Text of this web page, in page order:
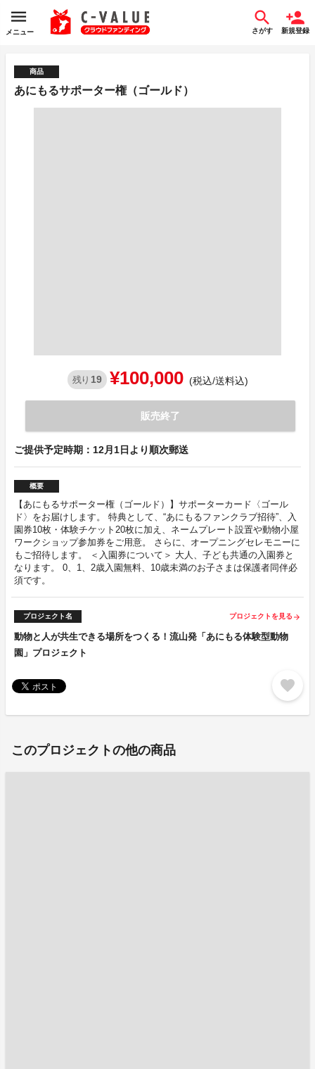
メニュー さがす 新規登録
商品
あにもるサポーター権（ゴールド）
残り 19 ¥100,000 (税込/送料込)
販売終了
ご提供予定時期：12月1日より順次郵送
概要
【あにもるサポーター権（ゴールド）】サポーターカード〈ゴール
ド〉をお届けします。 特典として、“あにもるファンクラブ招待”、入
園券10枚・体験チケット20枚に加え、ネームプレート設置や動物小屋
ワークショップ参加券をご用意。 さらに、オープニングセレモニーに
もご招待します。 ＜入園券について＞ 大人、子ども共通の入園券と
なります。 0、1、2歳入園無料、10歳未満のお子さまは保護者同伴必
須です。
プロジェクト名 プロジェクトを見る arrow_forward
動物と人が共生できる場所をつくる！流山発「あにもる体験型動物
園」プロジェクト
favorite
このプロジェクトの他の商品